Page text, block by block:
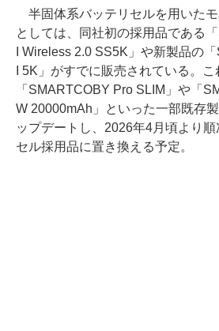
半固体系バッテリセルを用いた
としては、同社初の採用品である
I Wireless 2.0 SS5K」や新製品の
I 5K」がすでに販売されている。こ
「SMARTCOBY Pro SLIM」や「
W 20000mAh」といった一部既存
ップデートし、2026年4月頃より順
セル採用品に置き換える予定。